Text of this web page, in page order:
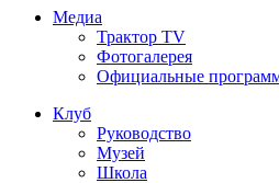
Медиа
Трактор TV
Фотогалерея
Официальные
Клуб
Руководство
Музей
Школа